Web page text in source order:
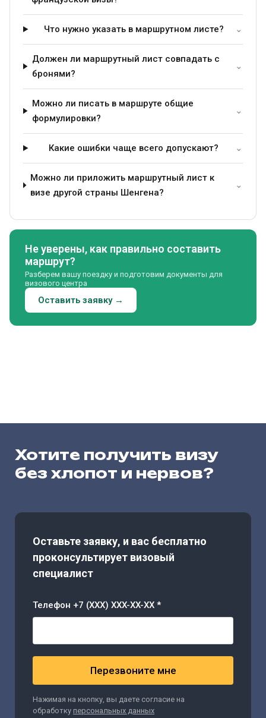
Что нужно указать в маршрутном листе? ⌄
Должен ли маршрутный лист совпадать с
бронями?
⌄
Можно ли писать в маршруте общие
формулировки?
⌄
Какие ошибки чаще всего допускают? ⌄
Можно ли приложить маршрутный лист к
визе другой страны Шенгена?
⌄
Не уверены, как правильно составить
маршрут?
Разберем вашу поездку и подготовим документы для
визового центра
Оставить заявку →
Хотите получить визу
без хлопот и нервов?
Оставьте заявку, и вас бесплатно
проконсультирует визовый
специалист
Телефон +7 (XXX) XXX-XX-XX *
Перезвоните мне
Нажимая на кнопку, вы даете согласие на
обработку персональных данных